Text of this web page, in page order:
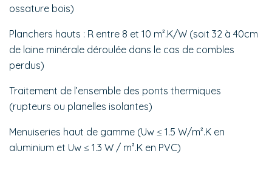
ossature bois)
Planchers hauts : R entre 8 et 10 m².K/W (soit 32 à 40cm
de laine minérale déroulée dans le cas de combles
perdus)
Traitement de l’ensemble des ponts thermiques
(rupteurs ou planelles isolantes)
Menuiseries haut de gamme (Uw ≤ 1.5 W/m².K en
aluminium et Uw ≤ 1.3 W / m².K en PVC)